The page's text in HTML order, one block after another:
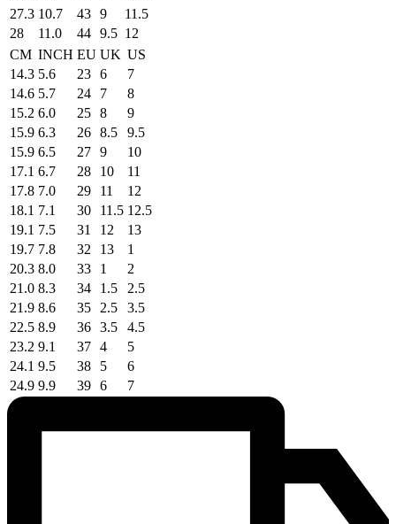
27.3 10.7 43 9
11.5
28
11.0 44 9.5 12
CM INCH EU UK US
14.3 5.6 23 6
7
14.6 5.7 24 7
8
15.2 6.0 25 8
9
15.9 6.3 26 8.5
9.5
15.9 6.5 27 9
10
17.1 6.7 28 10
11
17.8 7.0 29 11
12
18.1 7.1 30 11.5 12.5
19.1 7.5 31 12
13
19.7 7.8 32 13
1
20.3 8.0 33 1
2
21.0 8.3 34 1.5
2.5
21.9 8.6 35 2.5
3.5
22.5 8.9 36 3.5
4.5
23.2 9.1 37 4
5
24.1 9.5 38 5
6
24.9 9.9 39 6 7